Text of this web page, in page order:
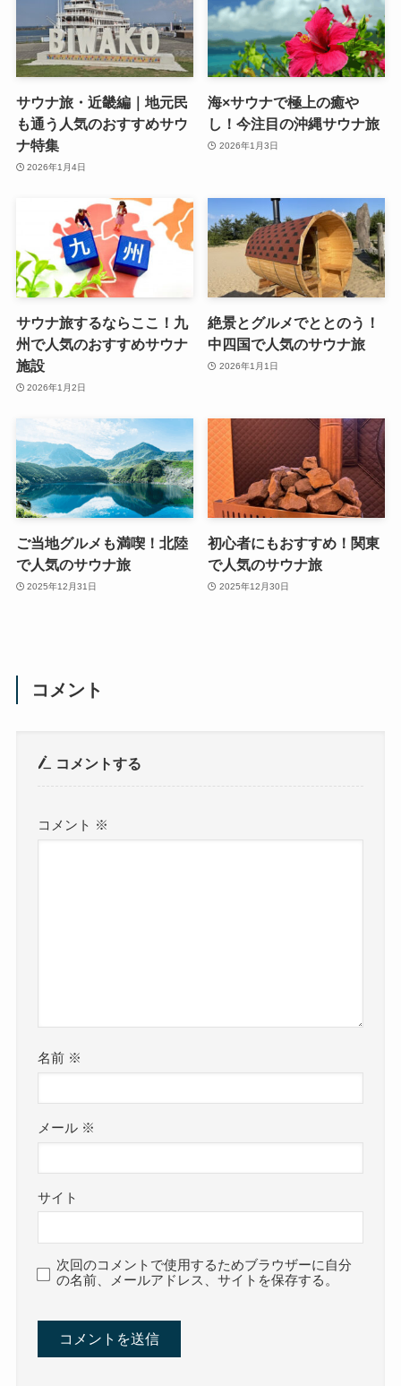
サウナ旅・近畿編｜地元民
も通う人気のおすすめサウ
ナ特集
2026年1月4日
海×サウナで極上の癒や
し！今注目の沖縄サウナ旅
2026年1月3日
サウナ旅するならここ！九
州で人気のおすすめサウナ
施設
2026年1月2日
絶景とグルメでととのう！
中四国で人気のサウナ旅
2026年1月1日
ご当地グルメも満喫！北陸
で人気のサウナ旅
2025年12月31日
初心者にもおすすめ！関東
で人気のサウナ旅
2025年12月30日
コメント
コメントする
コメント ※
名前 ※
メール ※
サイト
次回のコメントで使用するためブラウザーに自分
の名前、メールアドレス、サイトを保存する。